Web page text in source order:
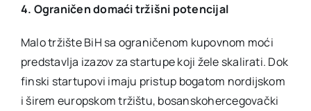
4. Ograničen domaći tržišni potencijal
Malo tržište BiH sa ograničenom kupovnom moći
predstavlja izazov za startupe koji žele skalirati. Dok
finski startupovi imaju pristup bogatom nordijskom
i širem europskom tržištu, bosanskohercegovački